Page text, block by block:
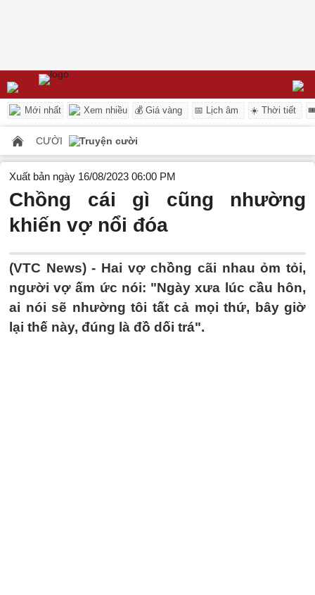
Mới nhất Xem nhiều 💰 Giá vàng 📅 Lịch âm ☀️ Thời tiết
CƯỜI Truyện cười
Xuất bản ngày 16/08/2023 06:00 PM
Chồng cái gì cũng nhường
khiến vợ nổi đóa
(VTC News) - Hai vợ chồng cãi nhau ỏm tỏi,
người vợ ấm ức nói: "Ngày xưa lúc cầu hôn,
ai nói sẽ nhường tôi tất cả mọi thứ, bây giờ
lại thế này, đúng là đồ dối trá".